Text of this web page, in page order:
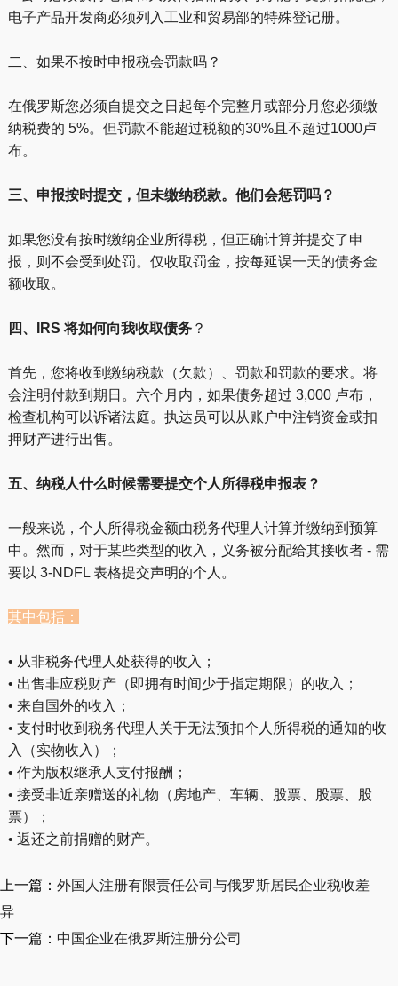
电子产品开发商必须列入工业和贸易部的特殊登记册。
二、如果不按时申报税会罚款吗？
在俄罗斯您必须自提交之日起每个完整月或部分月您必须缴
纳税费的 5%。但罚款不能超过税额的30%且不超过1000卢
布。
三、申报按时提交，但未缴纳税款。他们会惩罚吗？
如果您没有按时缴纳企业所得税，但正确计算并提交了申
报，则不会受到处罚。仅收取罚金，按每延误一天的债务金
额收取。
四、IRS 将如何向我收取债务？
首先，您将收到缴纳税款（欠款）、罚款和罚款的要求。将
会注明付款到期日。六个月内，如果债务超过 3,000 卢布，
检查机构可以诉诸法庭。执达员可以从账户中注销资金或扣
押财产进行出售。
五、纳税人什么时候需要提交个人所得税申报表？
一般来说，个人所得税金额由税务代理人计算并缴纳到预算
中。然而，对于某些类型的收入，义务被分配给其接收者 - 需
要以 3-NDFL 表格提交声明的个人。
其中包括：
• 从非税务代理人处获得的收入；
• 出售非应税财产（即拥有时间少于指定期限）的收入；
• 来自国外的收入；
• 支付时收到税务代理人关于无法预扣个人所得税的通知的收
入（实物收入）；
• 作为版权继承人支付报酬；
• 接受非近亲赠送的礼物（房地产、车辆、股票、股票、股
票）；
• 返还之前捐赠的财产。
上一篇： 外国人注册有限责任公司与俄罗斯居民企业税收差
异
下一篇： 中国企业在俄罗斯注册分公司